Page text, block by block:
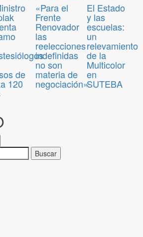
de
120
«Para el
Frente
Renovador
las
reelecciones
indefinidas
no son
materia de
negociación»
El Estado
y las
escuelas:
un
relevamiento
de la
Multicolor
en
SUTEBA